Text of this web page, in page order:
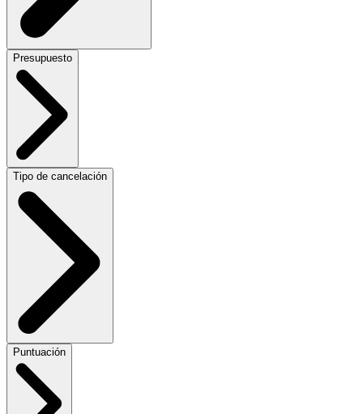
Presupuesto
Tipo de cancelación
Puntuación